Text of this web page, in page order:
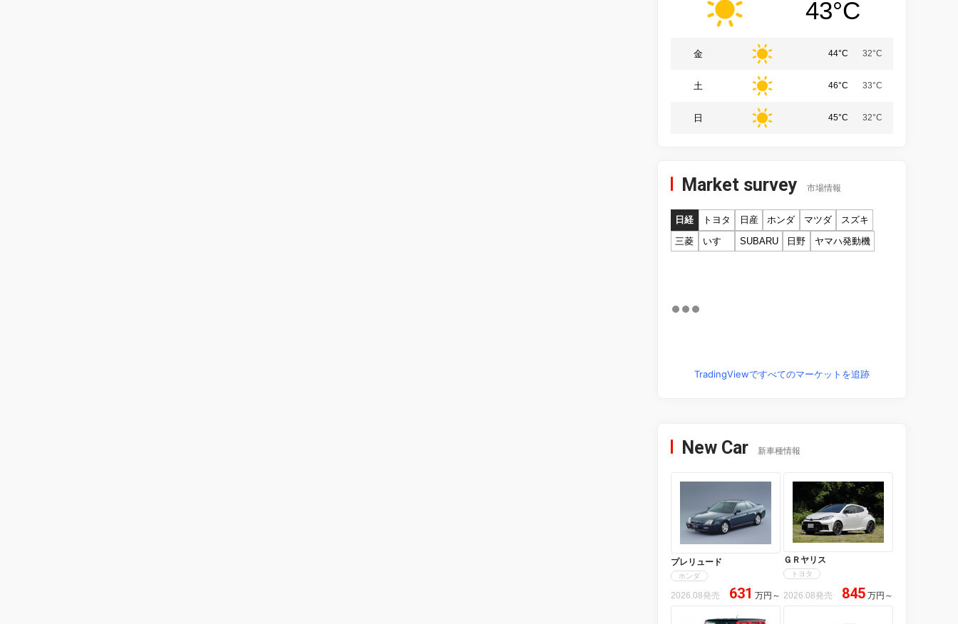
43°C
金 44°C 32°C
土 46°C 33°C
日 45°C 32°C
Market survey 市場情報
日経 トヨタ 日産 ホンダ マツダ
スズキ
三菱
いすゞ SUBARU 日野 ヤマハ発動機
TradingViewですべてのマーケットを追跡
New Car 新車種情報
プレリュード
ホンダ
2026.08発売 631 万円 ～
ＧＲヤリス
トヨタ
2026.08発売 845 万円 ～